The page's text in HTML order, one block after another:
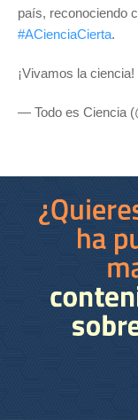
país, reconociendo
#ACienciaCierta.
¡Vivamos la ciencia!
— Todo es Ciencia